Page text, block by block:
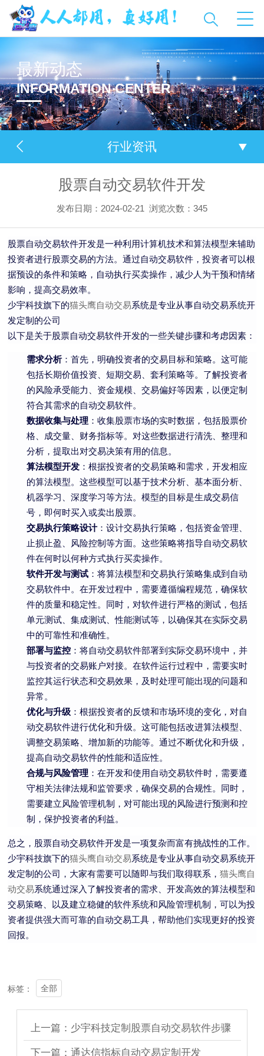
最新动态
INFORMATION CENTER
行业资讯
股票自动交易软件开发
发布日期：2024-02-21 浏览次数：345
股票自动交易软件开发是一种利用计算机技术和算法模型来辅助
投资者进行股票交易的方法。通过自动交易软件，投资者可以根
据预设的条件和策略，自动执行买卖操作，减少人为干预和情绪
影响，提高交易效率。
少宇科技旗下的猫头鹰自动交易系统是专业从事自动交易系统开
发定制的公司
以下是关于股票自动交易软件开发的一些关键步骤和考虑因素：
需求分析：首先，明确投资者的交易目标和策略。这可能
包括长期价值投资、短期交易、套利策略等。了解投资者
的风险承受能力、资金规模、交易偏好等因素，以便定制
符合其需求的自动交易软件。
数据收集与处理 ：收集股票市场的实时数据，包括股票价
格、成交量、财务指标等。对这些数据进行清洗、整理和
分析，提取出对交易决策有用的信息。
算法模型开发 ：根据投资者的交易策略和需求，开发相应
的算法模型。这些模型可以基于技术分析、基本面分析、
机器学习、深度学习等方法。模型的目标是生成交易信
号，即何时买入或卖出股票。
交易执行策略设计：设计交易执行策略，包括资金管理、
止损止盈、风险控制等方面。这些策略将指导自动交易软
件在何时以何种方式执行买卖操作。
软件开发与测试 ：将算法模型和交易执行策略集成到自动
交易软件中。在开发过程中，需要遵循编程规范，确保软
件的质量和稳定性。同时，对软件进行严格的测试，包括
单元测试、集成测试、性能测试等，以确保其在实际交易
中的可靠性和准确性。
部署与监控 ：将自动交易软件部署到实际交易环境中，并
与投资者的交易账户对接。在软件运行过程中，需要实时
监控其运行状态和交易效果，及时处理可能出现的问题和
异常。
优化与升级 ：根据投资者的反馈和市场环境的变化，对自
动交易软件进行优化和升级。这可能包括改进算法模型、
调整交易策略、增加新的功能等。通过不断优化和升级，
提高自动交易软件的性能和适应性。
合规与风险管理 ：在开发和使用自动交易软件时，需要遵
守相关法律法规和监管要求，确保交易的合规性。同时，
需要建立风险管理机制，对可能出现的风险进行预测和控
制，保护投资者的利益。
总之，股票自动交易软件开发是一项复杂而富有挑战性的工作。
少宇科技旗下的猫头鹰自动交易系统是专业从事自动交易系统开
发定制的公司，大家有需要可以随即与我们取得联系，猫头鹰自
动交易系统通过深入了解投资者的需求、开发高效的算法模型和
交易策略、以及建立稳健的软件系统和风险管理机制，可以为投
资者提供强大而可靠的自动交易工具，帮助他们实现更好的投资
回报。
标签： 全部
上一篇：少宇科技定制股票自动交易软件步骤
下一篇：通达信指标自动交易定制开发